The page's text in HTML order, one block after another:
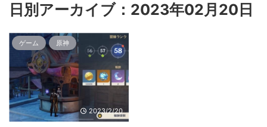
日別アーカイブ：2023年02月20日
ゲーム 原神
2023/2/20